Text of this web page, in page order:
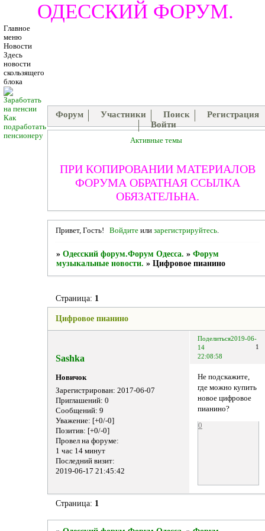
ОДЕССКИЙ ФОРУМ.
Главное
меню
Новости
Здесь
новости
скользящего
блока
Как
подработать
пенсионеру
Форум Участники Поиск
Регистрация
Войти
Активные темы
ПРИ КОПИРОВАНИИ МАТЕРИАЛОВ
ФОРУМА ОБРАТНАЯ ССЫЛКА
ОБЯЗАТЕЛЬНА.
Привет, Гость! Войдитеили зарегистрируйтесь.
» Одесский форум.Форум Одесса. » Форум
музыкальные новости. » Цифровое пианино
Цифровое пианино
Страница: 1
Поделиться
1
2019-06-
14
22:08:58
Sashka
Новичок
Зарегистрирован: 2017-06-07
Приглашений: 0
Сообщений: 9
Уважение: [+0/-0]
Позитив: [+0/-0]
Провел на форуме:
1 час 14 минут
Последний визит:
2019-06-17 21:45:42
Не подскажите,
где можно купить
новое цифровое
пианино?
0
Страница: 1